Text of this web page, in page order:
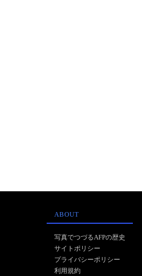
ABOUT
写真でつづるAFPの歴史
サイトポリシー
プライバシーポリシー
利用規約